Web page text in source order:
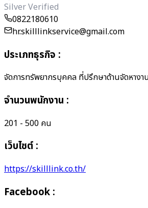
Silver Verified
0822180610
hr.skilllinkservice@gmail.com
ประเภทธุรกิจ :
จัดการทรัพยากรบุคคล ที่ปรึกษาด้านจัดหางา
จำนวนพนักงาน :
201 - 500 คน
เว็บไซต์ :
https://skilllink.co.th/
Facebook :